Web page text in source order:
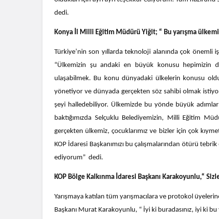
dedi.
Konya İl Milli Eğitim Müdürü Yiğit; “ Bu yarışma
Türkiye’nin son yıllarda teknoloji alanında çok
“Ülkemizin şu andaki en büyük konusu hepimizin
ulaşabilmek. Bu konu dünyadaki ülkelerin konusu
yönetiyor ve dünyada gerçekten söz sahibi olmak
şeyi halledebiliyor. Ülkemizde bu yönde büyük
baktığımızda Selçuklu Belediyemizin, Milli Eğitim
gerçekten ülkemiz, çocuklarımız ve bizler için çok
KOP İdaresi Başkanımızı bu çalışmalarından ötürü
ediyorum” dedi.
KOP Bölge Kalkınma İdaresi Başkanı Karakoyunlu,“
Yarışmaya katılan tüm yarışmacılara ve protokol
Başkanı Murat Karakoyunlu, “ İyi ki buradasınız, iyi ki